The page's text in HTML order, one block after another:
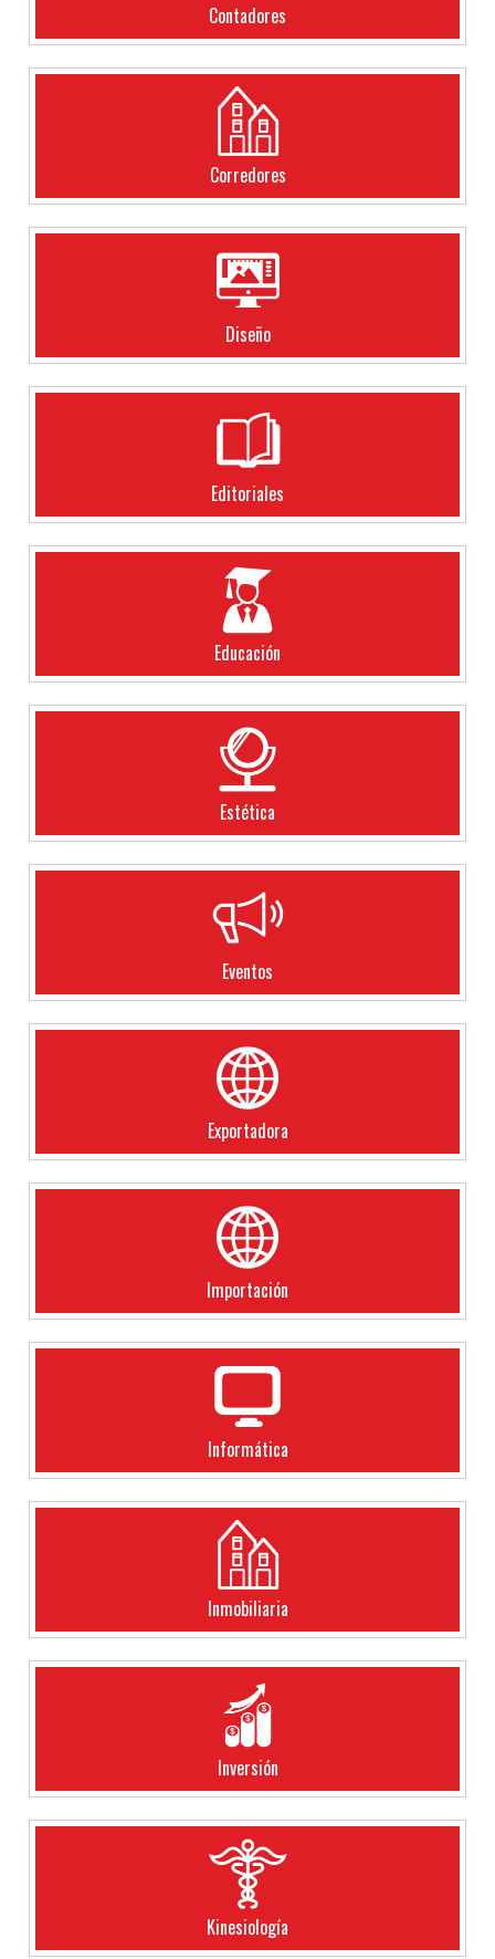
Contadores
Corredores
Diseño
Editoriales
Educación
Estética
Eventos
Exportadora
Importación
Informática
Inmobiliaria
Inversión
Kinesiología